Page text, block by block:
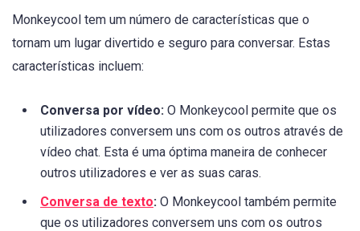
Monkeycool tem um número de características que o
tornam um lugar divertido e seguro para conversar. Estas
características incluem:
Conversa por vídeo: O Monkeycool permite que os
utilizadores conversem uns com os outros através de
vídeo chat. Esta é uma óptima maneira de conhecer
outros utilizadores e ver as suas caras.
Conversa de texto: O Monkeycool também permite
que os utilizadores conversem uns com os outros